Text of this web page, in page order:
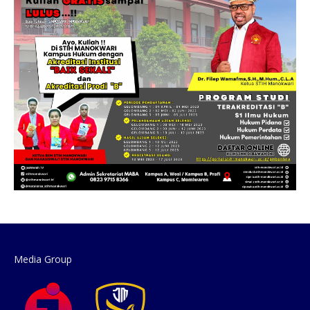
Media Group